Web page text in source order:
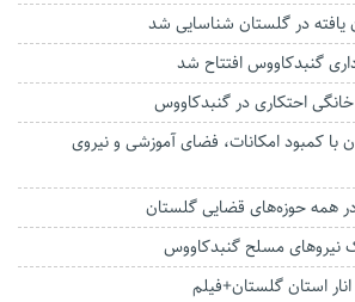
یافته در گلستان شناسایی شد
گنبدکاووس افتتاح شد
کمبود امکانات، فضای آموزشی و نیروی
حوزه‌های قضایی گلستان
نیروهای مسلح گنبدکاووس
استان گلستان+فیلم